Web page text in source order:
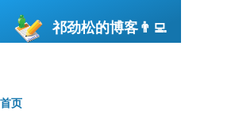
祁劲松的博客👨‍💻
面
首页